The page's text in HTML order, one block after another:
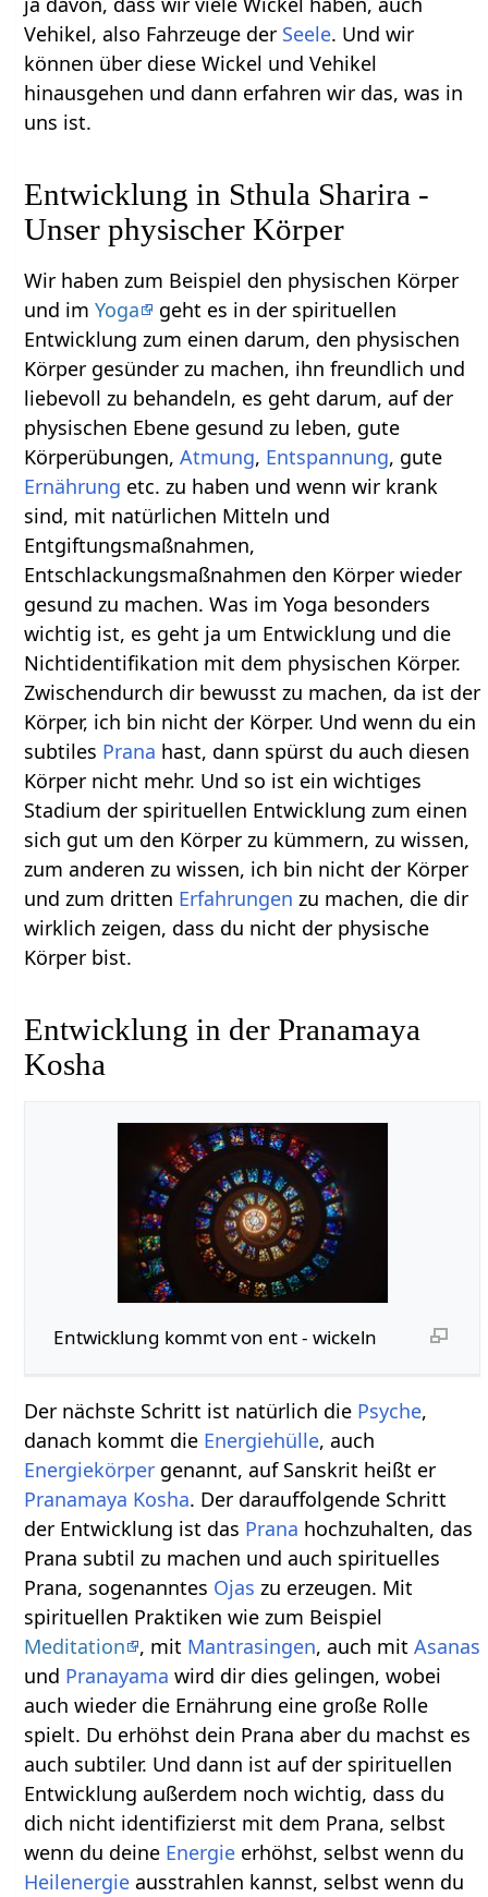
Vehikel, also Fahrzeuge der Seele. Und wir
können über diese Wickel und Vehikel
hinausgehen und dann erfahren wir das, was in
uns ist.
Entwicklung in Sthula Sharira -
Unser physischer Körper
Wir haben zum Beispiel den physischen Körper
und imYoga
geht es in der spirituellen
Entwicklung zum einen darum, den physischen
Körper gesünder zu machen, ihn freundlich und
liebevoll zu behandeln, es geht darum, auf der
physischen Ebene gesund zu leben, gute
Körperübungen,Atmung, Entspannung, gute
Ernährung etc. zu haben und wenn wir krank
sind, mit natürlichen Mitteln und
Entgiftungsmaßnahmen,
Entschlackungsmaßnahmen den Körper wieder
gesund zu machen. Was im Yoga besonders
wichtig ist, es geht ja um Entwicklung und die
Nichtidentifikation mit dem physischen Körper.
Zwischendurch dir bewusst zu machen, da ist der
Körper, ich bin nicht der Körper. Und wenn du ein
subtiles Prana hast, dann spürst du auch diesen
Körper nicht mehr. Und so ist ein wichtiges
Stadium der spirituellen Entwicklung zum einen
sich gut um den Körper zu kümmern, zu wissen,
zum anderen zu wissen, ich bin nicht der Körper
und zum dritten Erfahrungen zu machen, die dir
wirklich zeigen, dass du nicht der physische
Körper bist.
Entwicklung in der Pranamaya
Kosha
Entwicklung kommt von ent - wickeln
Der nächste Schritt ist natürlich die Psyche,
danach kommt die Energiehülle, auch
Energiekörper genannt, auf Sanskrit heißt er
Pranamaya Kosha. Der darauffolgende Schritt
der Entwicklung ist das Prana hochzuhalten, das
Prana subtil zu machen und auch spirituelles
Prana, sogenanntes Ojas zu erzeugen. Mit
spirituellen Praktiken wie zum Beispiel
Meditation
, mit Mantrasingen, auch mitAsanas
und Pranayama wird dir dies gelingen, wobei
auch wieder die Ernährung eine große Rolle
spielt. Du erhöhst dein Prana aber du machst es
auch subtiler. Und dann ist auf der spirituellen
Entwicklung außerdem noch wichtig, dass du
dich nicht identifizierst mit dem Prana, selbst
wenn du deine Energie erhöhst, selbst wenn du
Heilenergie ausstrahlen kannst, selbst wenn du